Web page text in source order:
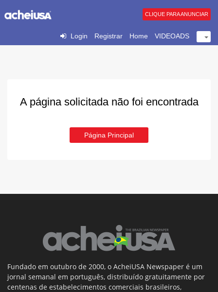
Login Registrar Home VIDEOADS
CLIQUE PARA ANUNCIAR
A página solicitada não foi encontrada
Página Principal
Fundado em outubro de 2000, o AcheiUSA Newspaper é um
jornal semanal em português, distribuído gratuitamente por
centenas de estabelecimentos comerciais brasileiros,